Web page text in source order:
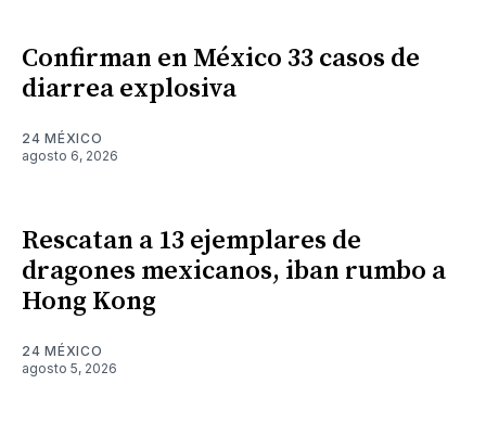
Confirman en México 33 casos de
diarrea explosiva
24 MÉXICO
agosto 6, 2026
Rescatan a 13 ejemplares de
dragones mexicanos, iban rumbo a
Hong Kong
24 MÉXICO
agosto 5, 2026